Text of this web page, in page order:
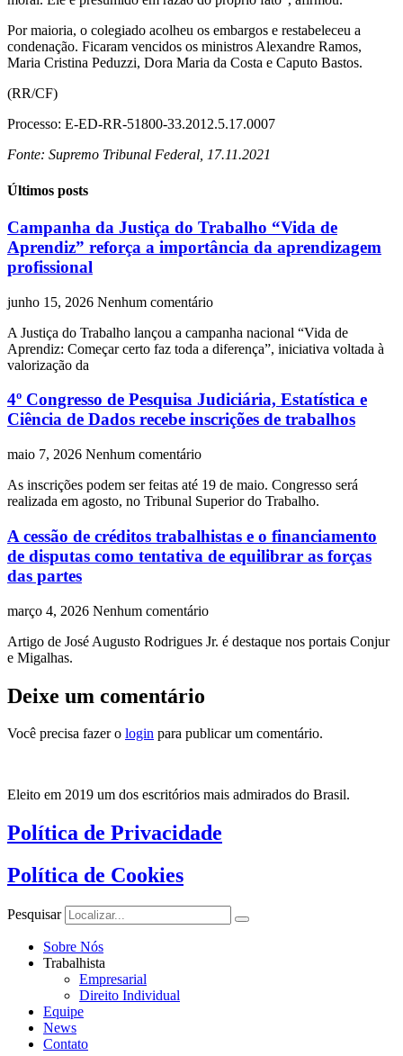
Por maioria, o colegiado acolheu os embargos e restabeleceu a
condenação. Ficaram vencidos os ministros Alexandre Ramos,
Maria Cristina Peduzzi, Dora Maria da Costa e Caputo Bastos.
(RR/CF)
Processo: E-ED-RR-51800-33.2012.5.17.0007
Fonte: Supremo Tribunal Federal, 17.11.2021
Últimos posts
Campanha da Justiça do Trabalho “Vida de
Aprendiz” reforça a importância da aprendizagem
profissional
junho 15, 2026 Nenhum comentário
A Justiça do Trabalho lançou a campanha nacional “Vida de
Aprendiz: Começar certo faz toda a diferença”, iniciativa voltada à
valorização da
4º Congresso de Pesquisa Judiciária, Estatística e
Ciência de Dados recebe inscrições de trabalhos
maio 7, 2026 Nenhum comentário
As inscrições podem ser feitas até 19 de maio. Congresso será
realizada em agosto, no Tribunal Superior do Trabalho.
A cessão de créditos trabalhistas e o financiamento
de disputas como tentativa de equilibrar as forças
das partes
março 4, 2026 Nenhum comentário
Artigo de José Augusto Rodrigues Jr. é destaque nos portais Conjur
e Migalhas.
Deixe um comentário
Você precisa fazer o login para publicar um comentário.
Eleito em 2019 um dos escritórios mais admirados do Brasil.
Política de Privacidade
Política de Cookies
Pesquisar
Sobre Nós
Trabalhista
Empresarial
Direito Individual
Equipe
News
Contato